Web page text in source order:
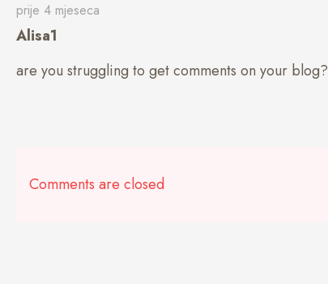
prije 4 mjeseca
Alisa1
are you struggling to get comments on your blog?
Comments are closed